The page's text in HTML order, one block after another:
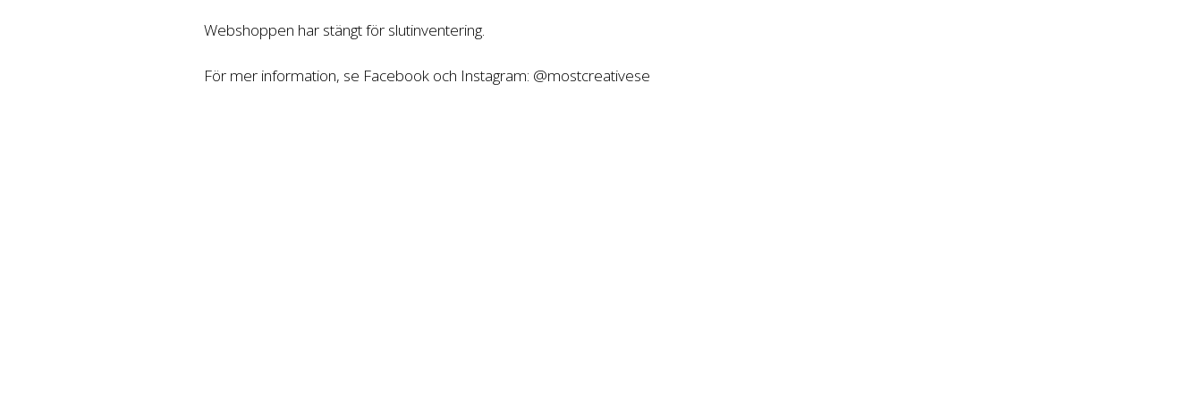
Webshoppen har stängt för slutinventering.
För mer information, se Facebook och Instagram: @mostcreativese